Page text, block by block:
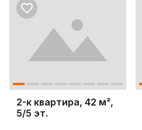
2-к квартира, 42 м²,
5/5 эт.